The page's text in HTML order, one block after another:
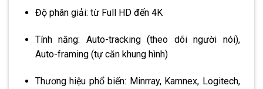
Độ phân giải: từ Full HD đến 4K
Tính năng: Auto-tracking (theo dõi người nói),
Auto-framing (tự căn khung hình)
Thương hiệu phổ biến: Minrray, Kamnex, Logitech,